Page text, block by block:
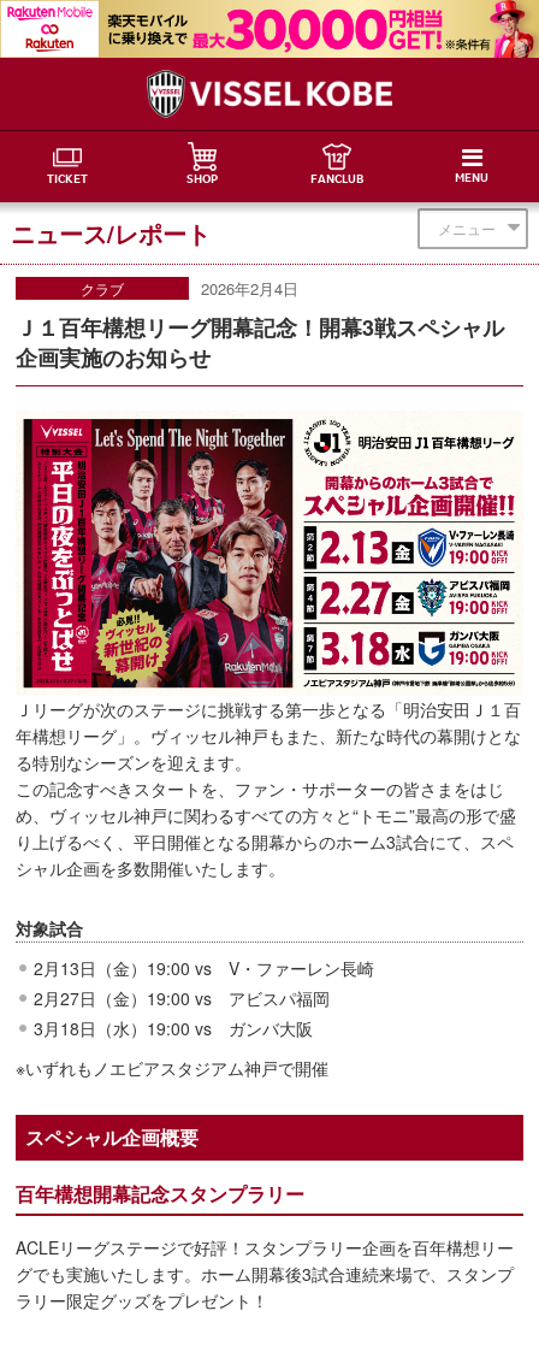
TICKET SHOP FANCLUB MENU
メニュー
ニュース/レポート
クラブ 2026年2月4日
Ｊ１百年構想リーグ開幕記念！開幕3戦スペシャル
企画実施のお知らせ
Ｊリーグが次のステージに挑戦する第一歩となる「明治安田Ｊ１百
年構想リーグ」。ヴィッセル神戸もまた、新たな時代の幕開けとな
る特別なシーズンを迎えます。
この記念すべきスタートを、ファン・サポーターの皆さまをはじ
め、ヴィッセル神戸に関わるすべての方々と“トモニ”最高の形で盛
り上げるべく、平日開催となる開幕からのホーム3試合にて、スペ
シャル企画を多数開催いたします。
対象試合
2月13日（金）19:00 vs V・ファーレン長崎
2月27日（金）19:00 vs アビスパ福岡
3月18日（水）19:00 vs ガンバ大阪
※いずれもノエビアスタジアム神戸で開催
スペシャル企画概要
百年構想開幕記念スタンプラリー
ACLEリーグステージで好評！スタンプラリー企画を百年構想リー
グでも実施いたします。ホーム開幕後3試合連続来場で、スタンプ
ラリー限定グッズをプレゼント！